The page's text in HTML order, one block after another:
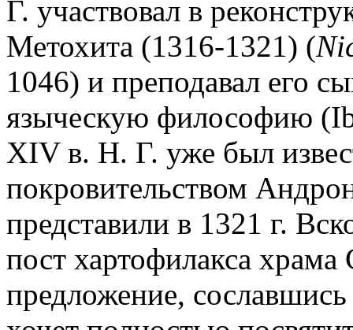
Г. участвовал в
Метохита (1316-1321) (
1046) и преподавал его
языческую философию
XIV в. Н. Г. уже был
покровительством
представили в 1321 г.
пост хартофилакса
предложение,